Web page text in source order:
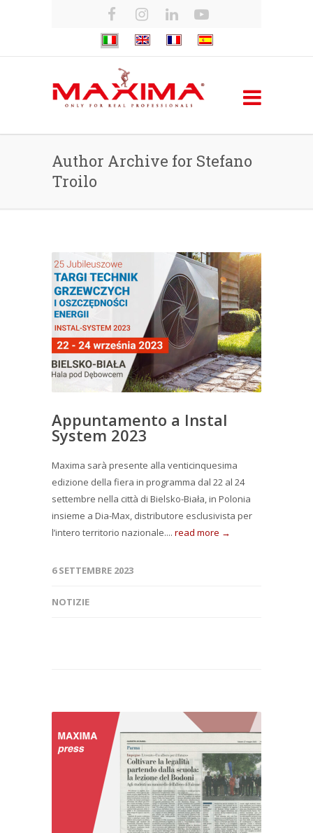
Author Archive for Stefano
Troilo
Appuntamento a Instal
System 2023
Maxima sarà presente alla venticinquesima
edizione della fiera in programma dal 22 al 24
settembre nella città di Bielsko-Biała, in Polonia
insieme a Dia-Max, distributore esclusivista per
l’intero territorio nazionale.... read more →
6 SETTEMBRE 2023
NOTIZIE